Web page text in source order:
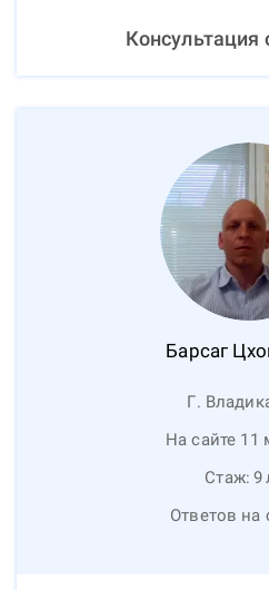
Консультация
Барсаг
Г.
На сайте 11
Стаж: 9
Ответов на